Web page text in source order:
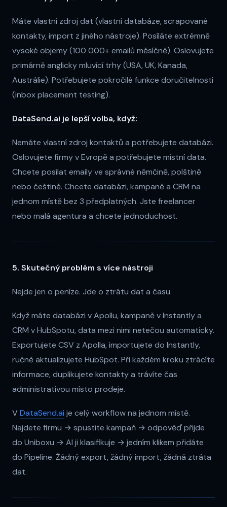
Máte vlastní zdroj dat (vlastní databáze, scrapované
kontakty, import z jiného nástroje). Posíláte extrémně
vysoké objemy (100 000+ emailů měsíčně). Oslovujete
primárně anglicky mluvící trhy (USA, UK, Kanada,
Austrálie). Potřebujete pokročilé funkce doručitelnosti
(inbox placement testing).
DataSend.ai je lepší volba, když:
Nemáte vlastní zdroj kontaktů a potřebujete databázi.
Oslovujete firmy v Evropě a potřebujete místní data.
Chcete posílat emaily ve správné němčině, polštině
nebo češtině. Chcete databázi, kampaně a CRM na
jednom místě bez 3 předplatných. Jste freelancer
nebo malá agentura a chcete jednoduchost.
5. Skutečný problém s více nástroji
Nejde jen o peníze. Jde o ztrátu dat a času.
Když máte databázi v Apollu, kampaně v Instantly a
CRM v HubSpotu, data mezi nimi netečou automaticky.
Exportujete CSV z Apolla, importujete do Instantly,
ručně aktualizujete HubSpot. Při každém kroku ztrácíte
informace, duplikujete kontakty a trávíte čas
administrativou místo prodeje.
VDataSend.ai je celý workflow na jednom místě.
Najdete firmu → spustíte kampaň → odpověď přijde
do Uniboxu → AI ji klasifikuje → jedním klikem přidáte
do Pipeline. Žádný export, žádný import, žádná ztráta
dat.